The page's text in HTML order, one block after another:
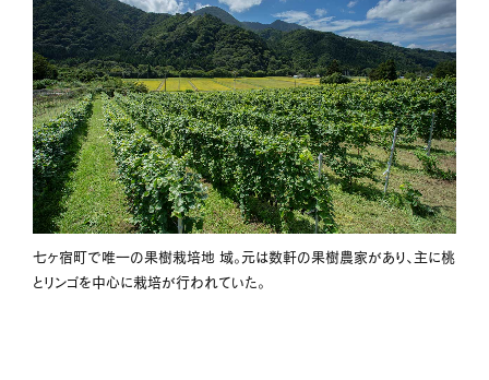
七ヶ宿町で唯一の果樹栽培地 域。元は数軒の果樹農家があり、主に桃
とリンゴを中心に栽培が行われていた。